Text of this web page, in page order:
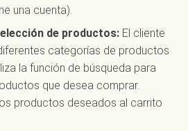
una cuenta).
de productos: El cliente
categorías de productos
la función de búsqueda para
que desea comprar.
productos deseados al carrito